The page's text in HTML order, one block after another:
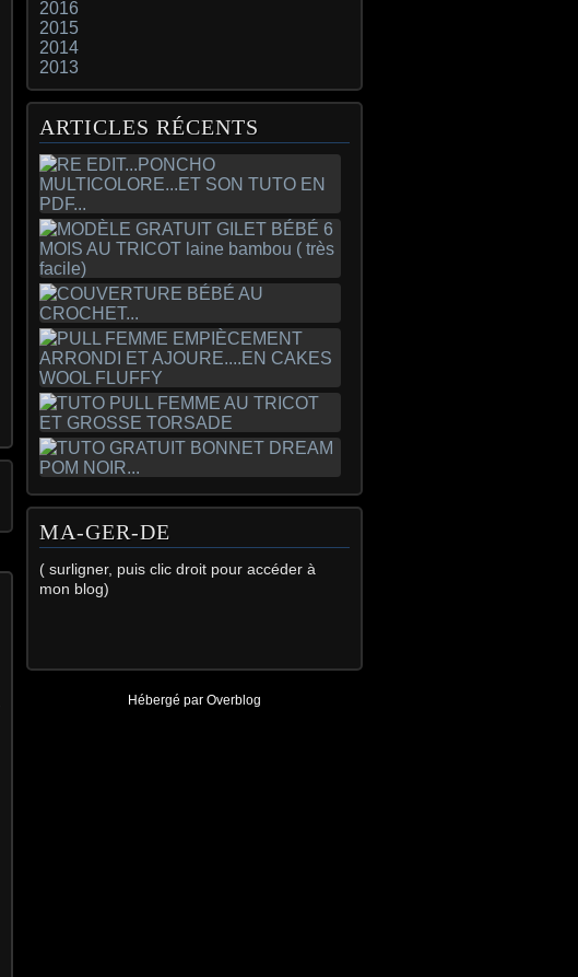
2016
2015
2014
2013
ARTICLES RÉCENTS
MA-GER-DE
( surligner, puis clic droit pour accéder à
mon blog)
Hébergé par Overblog